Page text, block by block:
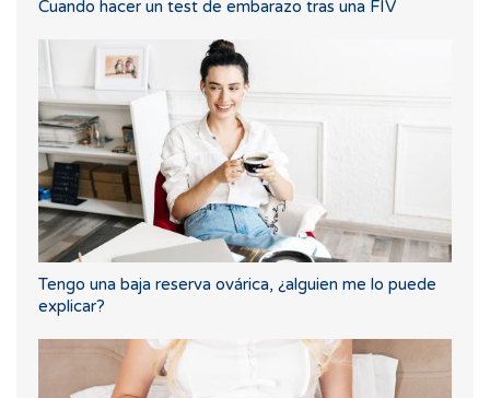
Cuando hacer un test de embarazo tras una FIV
Tengo una baja reserva ovárica, ¿alguien me lo puede
explicar?